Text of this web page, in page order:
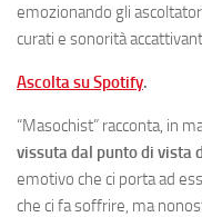
emozionando gli
curati e sonorità
Ascolta su Spotify.
“Masochist” racconta, in
vissuta dal punto di vista
emotivo che ci porta ad
che ci fa soffrire, ma